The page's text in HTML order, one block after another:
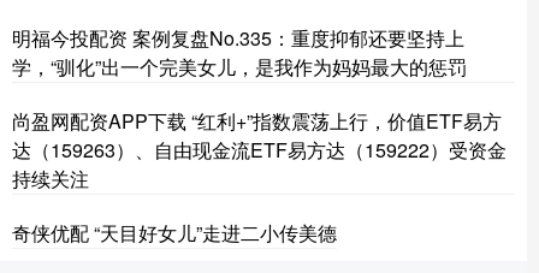
明福今投配资 案例复盘No.335：重度抑郁还要坚持上
学，“驯化”出一个完美女儿，是我作为妈妈最大的惩罚
尚盈网配资APP下载 “红利+”指数震荡上行，价值ETF易方
达（159263）、自由现金流ETF易方达（159222）受资金
持续关注
奇侠优配 “天目好女儿”走进二小传美德